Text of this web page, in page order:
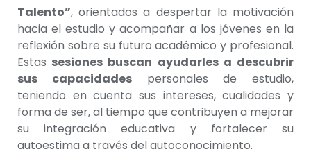
Talento”, orientados a despertar la motivación
hacia el estudio y acompañar a los jóvenes en la
reflexión sobre su futuro académico y profesional.
Estas sesiones buscan ayudarles a descubrir
sus capacidadespersonales de estudio,
teniendo en cuenta sus intereses, cualidades y
forma de ser, al tiempo que contribuyen a mejorar
su integración educativa y fortalecer su
autoestima a través del autoconocimiento.